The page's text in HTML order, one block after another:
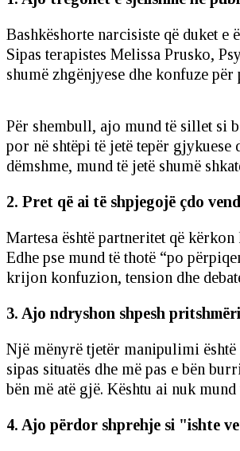
Bashkëshorte narcisiste që duket e
Sipas terapistes Melissa Prusko,
shumë zhgënjyese dhe konfuze
Për shembull, ajo mund të sillet si
por në shtëpi të jetë tepër
dëmshme, mund të jetë shumë
2. Pret që ai të shpjegojë çdo
Martesa është partneritet që
Edhe pse mund të thotë “po
krijon konfuzion, tension dhe
3. Ajo ndryshon shpesh
Një mënyrë tjetër manipulimi
sipas situatës dhe më pas e bën
bën më atë gjë. Kështu ai nuk
4. Ajo përdor shprehje si "ishte